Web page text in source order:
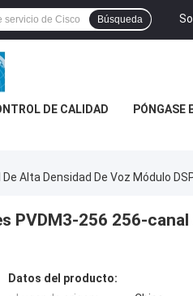
Búsqueda
DE CALIDAD PÓNGASE
Alta Densidad De Voz Módulo
PVDM3-256 256-
Datos del producto: